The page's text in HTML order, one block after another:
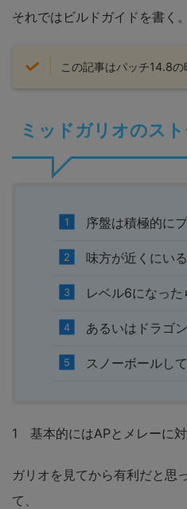
それではビルドガイドを書く。
この記事はパッチ14.8の
ミッドガリオのス
序盤は積極的に
味方が近くにい
レベル6になった
あるいはドラゴ
スノーボールし
1 基本的にはAPとメレーに対
ガリオを見てから有利だと思
て、